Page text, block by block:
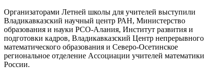
Организаторами Летней школы для учителей выступили
Владикавказский научный центр РАН, Министерство
образования и науки РСО-Алания, Институт развития и
подготовки кадров, Владикавказский Центр непрерывного
математического образования и Северо-Осетинское
региональное отделение Ассоциации учителей математики
России.